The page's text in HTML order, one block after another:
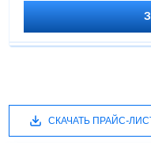
СКАЧАТЬ ПРАЙС-